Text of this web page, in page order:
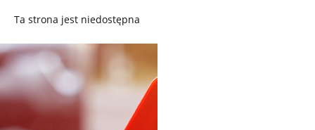
Ta strona jest niedostępna
Trang này không có
Esta página não está
disponível
このページは現在利用できま